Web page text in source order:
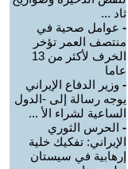
ثاد ...
- عوامل صحية في
منتصف العمر تؤخر
الخرف لأكثر من 13
عاما
- وزير الدفاع الإيراني
يوجه رسالة إلى -الدول
الساعية لشراء الأ ...
- الحرس الثوري
الإيراني: تفكيك خلية
إرهابية في سيستان